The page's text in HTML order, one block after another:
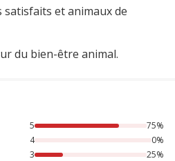
satisfaits et animaux de
du bien-être animal.
noté avec {1} étoiles, 25% des
5
75%
4
0%
3
25%